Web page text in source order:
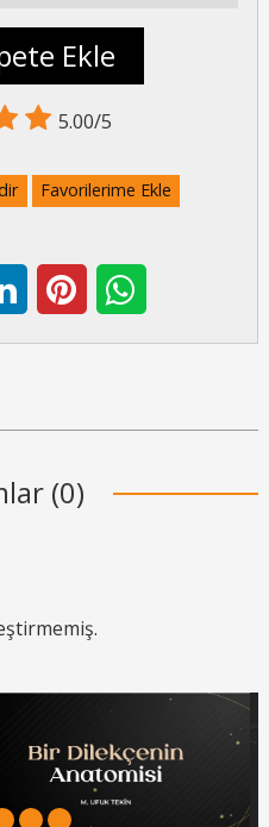
Ekle
5.00/5
Favorilerime Ekle
(0)
3 4 5